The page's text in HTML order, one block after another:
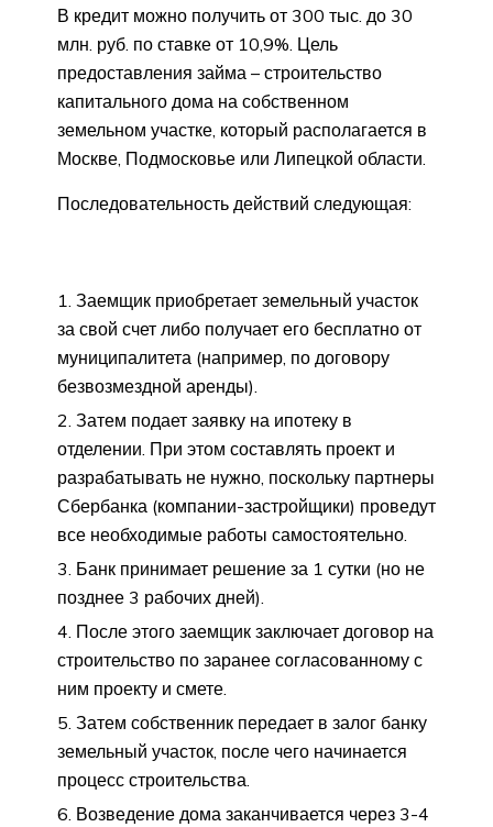
В кредит можно получить от 300 тыс. до 30
млн. руб. по ставке от 10,9%. Цель
предоставления займа – строительство
капитального дома на собственном
земельном участке, который располагается в
Москве, Подмосковье или Липецкой области.
Последовательность действий следующая:
Заемщик приобретает земельный участок
за свой счет либо получает его бесплатно от
муниципалитета (например, по договору
безвозмездной аренды).
Затем подает заявку на ипотеку в
отделении. При этом составлять проект и
разрабатывать не нужно, поскольку партнеры
Сбербанка (компании-застройщики) проведут
все необходимые работы самостоятельно.
Банк принимает решение за 1 сутки (но не
позднее 3 рабочих дней).
После этого заемщик заключает договор на
строительство по заранее согласованному с
ним проекту и смете.
Затем собственник передает в залог банку
земельный участок, после чего начинается
процесс строительства.
Возведение дома заканчивается через 3-4